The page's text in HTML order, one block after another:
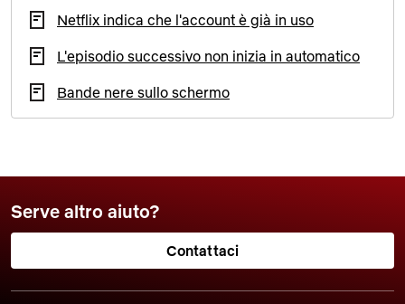
Netflix indica che l'account è già in uso
L'episodio successivo non inizia in automatico
Bande nere sullo schermo
Serve altro aiuto?
Contattaci